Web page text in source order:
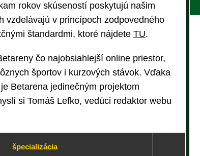
rokov skúseností poskytujú našim
vzdelávajú v princípoch zodpovedného
štandardmi, ktoré nájdete TU.
čo najobsiahlejší online priestor,
športov i kurzových stávok. Vďaka
Betarena jedinečným projektom
si Tomáš Lefko, vedúci redaktor webu
špecializácia